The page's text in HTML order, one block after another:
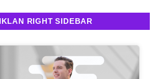
IKLAN RIGHT SIDEBAR